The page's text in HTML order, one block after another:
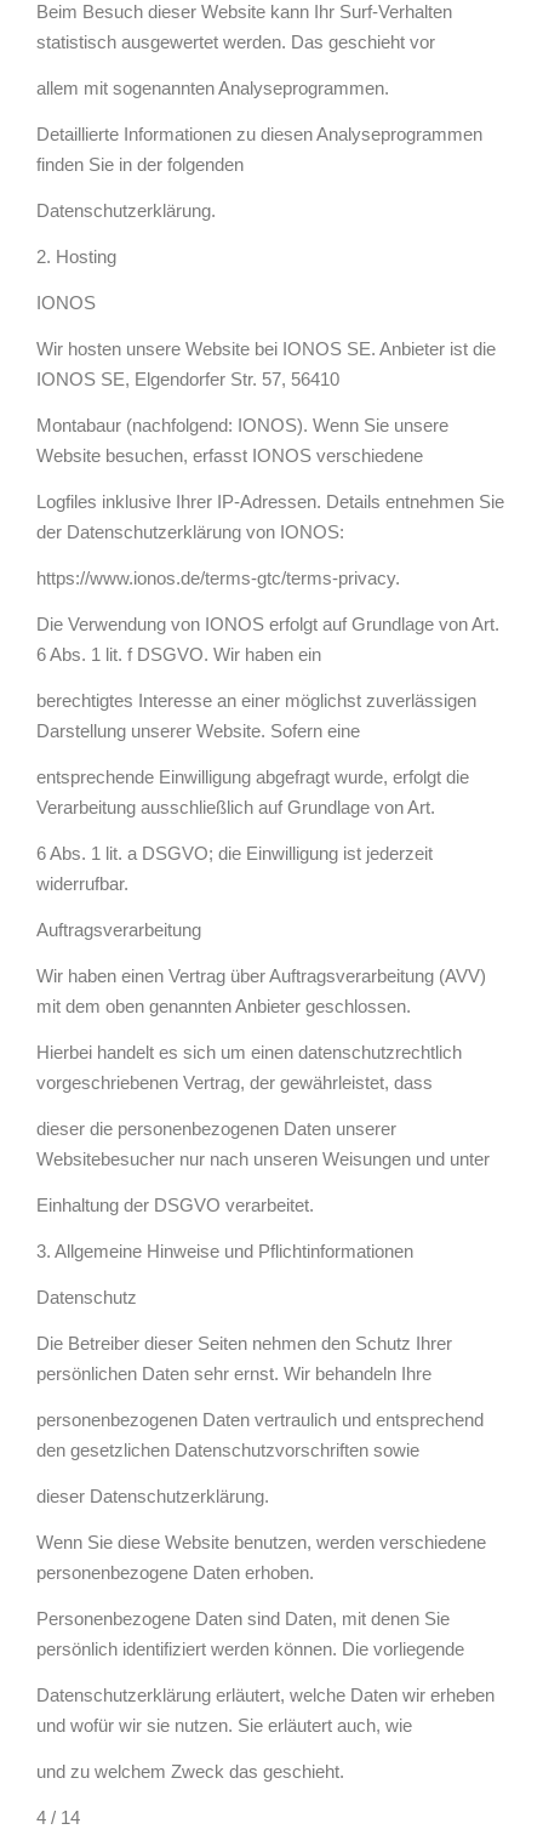
Beim Besuch dieser Website kann Ihr Surf-Verhalten
statistisch ausgewertet werden. Das geschieht vor
allem mit sogenannten Analyseprogrammen.
Detaillierte Informationen zu diesen Analyseprogrammen
finden Sie in der folgenden
Datenschutzerklärung.
2. Hosting
IONOS
Wir hosten unsere Website bei IONOS SE. Anbieter ist die
IONOS SE, Elgendorfer Str. 57, 56410
Montabaur (nachfolgend: IONOS). Wenn Sie unsere
Website besuchen, erfasst IONOS verschiedene
Logfiles inklusive Ihrer IP-Adressen. Details entnehmen Sie
der Datenschutzerklärung von IONOS:
https://www.ionos.de/terms-gtc/terms-privacy.
Die Verwendung von IONOS erfolgt auf Grundlage von Art.
6 Abs. 1 lit. f DSGVO. Wir haben ein
berechtigtes Interesse an einer möglichst zuverlässigen
Darstellung unserer Website. Sofern eine
entsprechende Einwilligung abgefragt wurde, erfolgt die
Verarbeitung ausschließlich auf Grundlage von Art.
6 Abs. 1 lit. a DSGVO; die Einwilligung ist jederzeit
widerrufbar.
Auftragsverarbeitung
Wir haben einen Vertrag über Auftragsverarbeitung (AVV)
mit dem oben genannten Anbieter geschlossen.
Hierbei handelt es sich um einen datenschutzrechtlich
vorgeschriebenen Vertrag, der gewährleistet, dass
dieser die personenbezogenen Daten unserer
Websitebesucher nur nach unseren Weisungen und unter
Einhaltung der DSGVO verarbeitet.
3. Allgemeine Hinweise und Pflichtinformationen
Datenschutz
Die Betreiber dieser Seiten nehmen den Schutz Ihrer
persönlichen Daten sehr ernst. Wir behandeln Ihre
personenbezogenen Daten vertraulich und entsprechend
den gesetzlichen Datenschutzvorschriften sowie
dieser Datenschutzerklärung.
Wenn Sie diese Website benutzen, werden verschiedene
personenbezogene Daten erhoben.
Personenbezogene Daten sind Daten, mit denen Sie
persönlich identifiziert werden können. Die vorliegende
Datenschutzerklärung erläutert, welche Daten wir erheben
und wofür wir sie nutzen. Sie erläutert auch, wie
und zu welchem Zweck das geschieht.
4 / 14